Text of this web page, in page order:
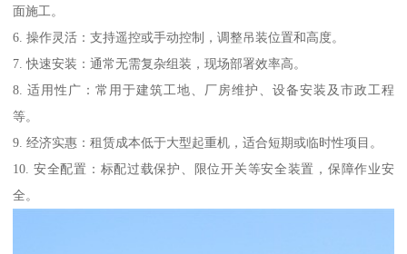
面施工。
6. 操作灵活：支持遥控或手动控制，调整吊装位置和高度。
7. 快速安装：通常无需复杂组装，现场部署效率高。
8. 适用性广：常用于建筑工地、厂房维护、设备安装及市政工程
等。
9. 经济实惠：租赁成本低于大型起重机，适合短期或临时性项目。
10. 安全配置：标配过载保护、限位开关等安全装置，保障作业安
全。